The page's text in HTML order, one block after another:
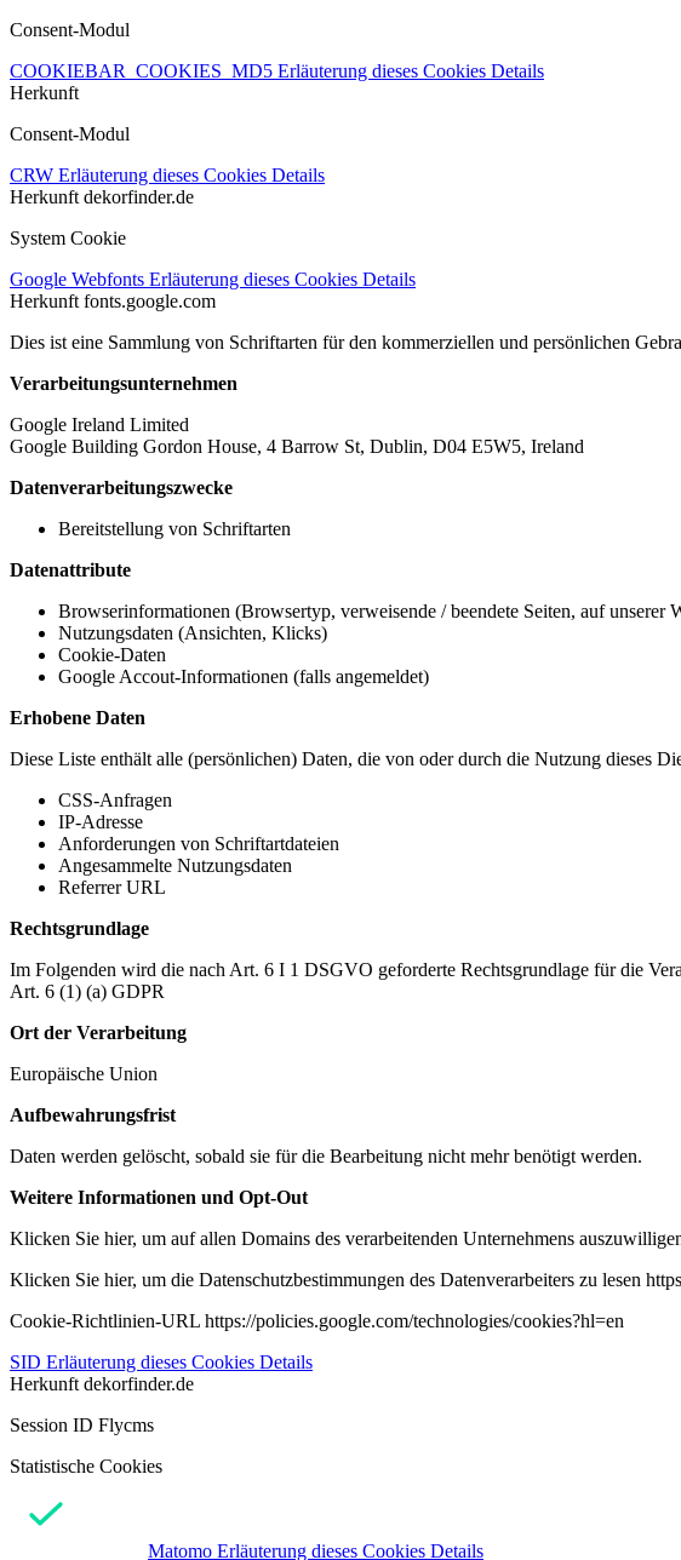
Consent-Modul
COOKIEBAR_COOKIES_MD5 Erläuterung dieses Cookies Details
Herkunft
Consent-Modul
CRW Erläuterung dieses Cookies Details
Herkunft dekorfinder.de
System Cookie
Google Webfonts Erläuterung dieses Cookies Details
Herkunft fonts.google.com
Dies ist eine Sammlung von Schriftarten für den kommerziellen und persönlichen
Verarbeitungsunternehmen
Google Ireland Limited
Google Building Gordon House, 4 Barrow St, Dublin, D04 E5W5, Ireland
Datenverarbeitungszwecke
Bereitstellung von Schriftarten
Datenattribute
Browserinformationen (Browsertyp, verweisende / beendete Seiten, auf unserer
Nutzungsdaten (Ansichten, Klicks)
Cookie-Daten
Google Accout-Informationen (falls angemeldet)
Erhobene Daten
Diese Liste enthält alle (persönlichen) Daten, die von oder durch die Nutzung dieses
CSS-Anfragen
IP-Adresse
Anforderungen von Schriftartdateien
Angesammelte Nutzungsdaten
Referrer URL
Rechtsgrundlage
Im Folgenden wird die nach Art. 6 I 1 DSGVO geforderte Rechtsgrundlage für die
Art. 6 (1) (a) GDPR
Ort der Verarbeitung
Europäische Union
Aufbewahrungsfrist
Daten werden gelöscht, sobald sie für die Bearbeitung nicht mehr benötigt werden.
Weitere Informationen und Opt-Out
Klicken Sie hier, um auf allen Domains des verarbeitenden Unternehmens
Klicken Sie hier, um die Datenschutzbestimmungen des Datenverarbeiters zu lesen
Cookie-Richtlinien-URL https://policies.google.com/technologies/cookies?hl=en
SID Erläuterung dieses Cookies Details
Herkunft dekorfinder.de
Session ID Flycms
Statistische Cookies
Matomo Erläuterung dieses Cookies Details